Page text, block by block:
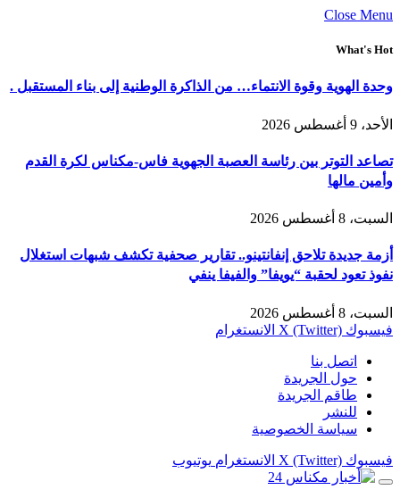
Close Menu
What's Hot
وحدة الهوية وقوة الانتماء… من الذاكرة الوطنية إلى بناء المستقبل .
الأحد، 9 أغسطس 2026
تصاعد التوتر بين رئاسة العصبة الجهوية فاس-مكناس لكرة القدم
وأمين مالها
السبت، 8 أغسطس 2026
أزمة جديدة تلاحق إنفانتينو.. تقارير صحفية تكشف شبهات استغلال
نفوذ تعود لحقبة “يويفا” والفيفا ينفي
السبت، 8 أغسطس 2026
فيسبوك X (Twitter) الانستغرام
اتصل بنا
حول الجريدة
طاقم الجريدة
للنشر
سياسة الخصوصية
فيسبوك X (Twitter) الانستغرام يوتيوب